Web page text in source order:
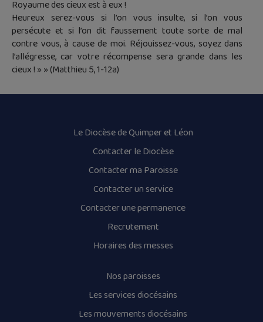
Royaume des cieux est à eux !
Heureux serez-vous si l’on vous insulte, si l’on vous
persécute et si l’on dit faussement toute sorte de mal
contre vous, à cause de moi. Réjouissez-vous, soyez dans
l’allégresse, car votre récompense sera grande dans les
cieux ! » » (Matthieu 5, 1-12a)
Le Diocèse de Quimper et Léon
Contacter le Diocèse
Contacter ma Paroisse
Contacter un service
Contacter une permanence
Recrutement
Horaires des messes
Nos paroisses
Les services diocésains
Les mouvements diocésains